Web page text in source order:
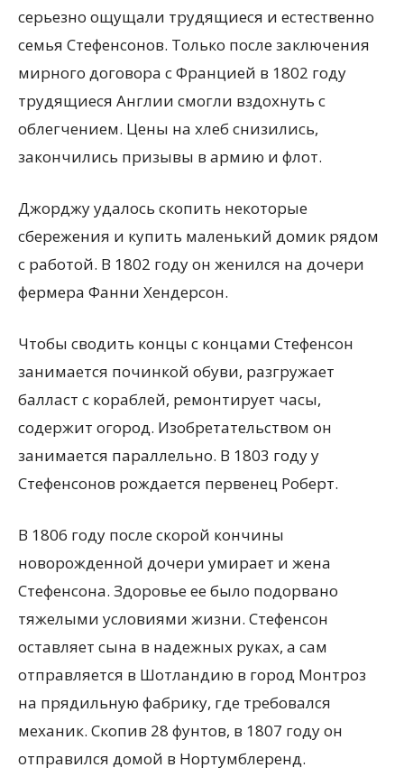
серьезно ощущали трудящиеся и естественно
семья Стефенсонов. Только после заключения
мирного договора с Францией в 1802 году
трудящиеся Англии смогли вздохнуть с
облегчением. Цены на хлеб снизились,
закончились призывы в армию и флот.
Джорджу удалось скопить некоторые
сбережения и купить маленький домик рядом
с работой. В 1802 году он женился на дочери
фермера Фанни Хендерсон.
Чтобы сводить концы с концами Стефенсон
занимается починкой обуви, разгружает
балласт с кораблей, ремонтирует часы,
содержит огород. Изобретательством он
занимается параллельно. В 1803 году у
Стефенсонов рождается первенец Роберт.
В 1806 году после скорой кончины
новорожденной дочери умирает и жена
Стефенсона. Здоровье ее было подорвано
тяжелыми условиями жизни. Стефенсон
оставляет сына в надежных руках, а сам
отправляется в Шотландию в город Монтроз
на прядильную фабрику, где требовался
механик. Скопив 28 фунтов, в 1807 году он
отправился домой в Нортумблеренд.